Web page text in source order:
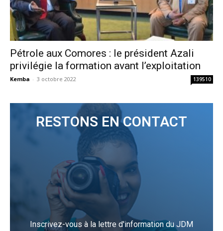
Pétrole aux Comores : le président Azali
privilégie la formation avant l’exploitation
Kemba - 3 octobre 2022 139510
RESTONS EN CONTACT
Inscrivez-vous à la lettre d'information du JDM